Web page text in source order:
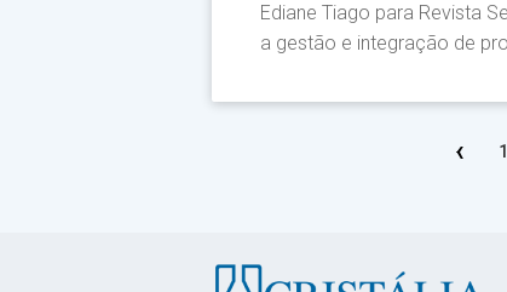
Ediane Tiago para Revista
a gestão e integração de
‹ 1